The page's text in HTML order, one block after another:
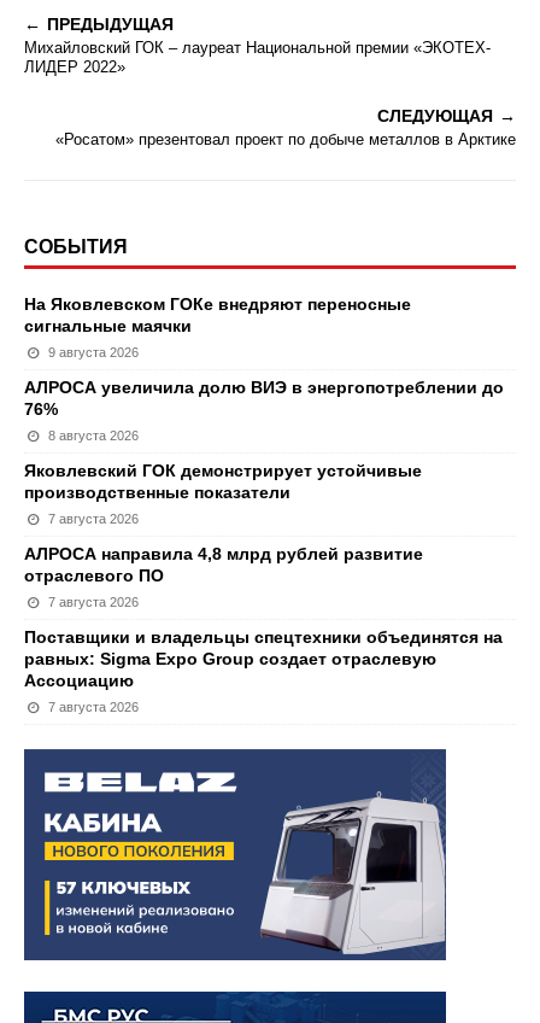
ПРЕДЫДУЩАЯ
Михайловский ГОК – лауреат Национальной премии «ЭКОТЕХ-
ЛИДЕР 2022»
СЛЕДУЮЩАЯ
«Росатом» презентовал проект по добыче металлов в Арктике
СОБЫТИЯ
На Яковлевском ГОКе внедряют переносные
сигнальные маячки
9 августа 2026
АЛРОСА увеличила долю ВИЭ в энергопотреблении до
76%
8 августа 2026
Яковлевский ГОК демонстрирует устойчивые
производственные показатели
7 августа 2026
АЛРОСА направила 4,8 млрд рублей развитие
отраслевого ПО
7 августа 2026
Поставщики и владельцы спецтехники объединятся на
равных: Sigma Expo Group создает отраслевую
Ассоциацию
7 августа 2026